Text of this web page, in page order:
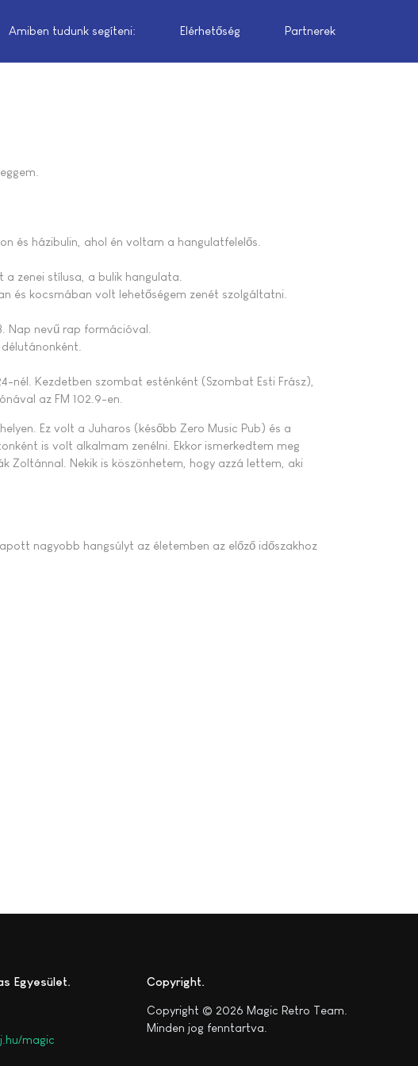
Amiben tudunk segíteni: Elérhetőség Partnerek
és házibulin, ahol én voltam a hangulatfelelős.
zenei stílusa, a bulik hangulata.
és kocsmában volt lehetőségem zenét szolgáltatni.
Nap nevű rap formációval.
Kezdetben szombat esténként (Szombat Esti Frász),
az FM 102.9-en.
Ez volt a Juharos (később Zero Music Pub) és a
is volt alkalmam zenélni. Ekkor ismerkedtem meg
Zoltánnal. Nekik is köszönhetem, hogy azzá lettem, aki
nagyobb hangsúlyt az életemben az előző időszakhoz
Egyesület
magic
Copyright
Copyright © 2026 Magic Retro Team.
Minden jog fenntartva.